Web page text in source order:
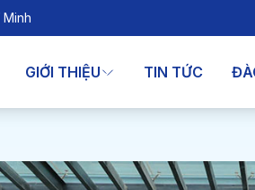
GIỚI THIỆU TIN TỨC